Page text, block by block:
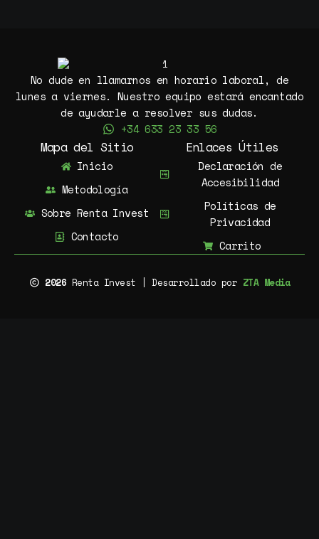
No dude en llamarnos en horario laboral, de
lunes a viernes. Nuestro equipo estará encantado
de ayudarle a resolver sus dudas.
+34 633 23 33 56
Mapa del Sitio
Inicio
Metodología
Sobre Renta Invest
Contacto
Enlaces Útiles
Declaración de
Accesibilidad
Políticas de
Privacidad
Carrito
2026 Renta Invest | Desarrollado por ZTA Media